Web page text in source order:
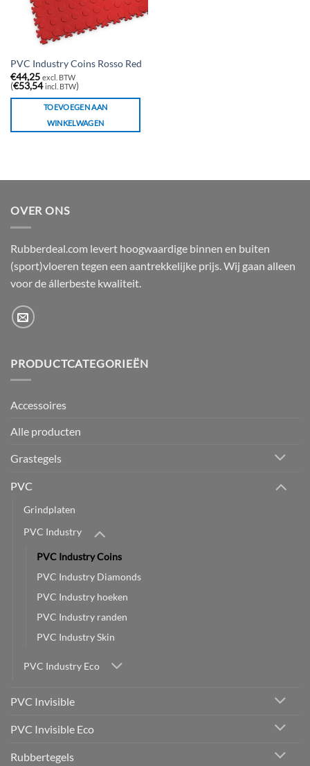
PVC Industry Coins Rosso Red
€44,25 excl. BTW
(€53,54 incl. BTW)
TOEVOEGEN AAN
WINKELWAGEN
OVER ONS
Rubberdeal.com levert hoogwaardige binnen en buiten
(sport)vloeren tegen een aantrekkelijke prijs. Wij gaan alleen
voor de állerbeste kwaliteit.
PRODUCTCATEGORIEËN
Accessoires
Alle producten
Grastegels
PVC
Grindplaten
PVC Industry
PVC Industry Coins
PVC Industry Diamonds
PVC Industry hoeken
PVC Industry randen
PVC Industry Skin
PVC Industry Eco
PVC Invisible
PVC Invisible Eco
Rubbertegels